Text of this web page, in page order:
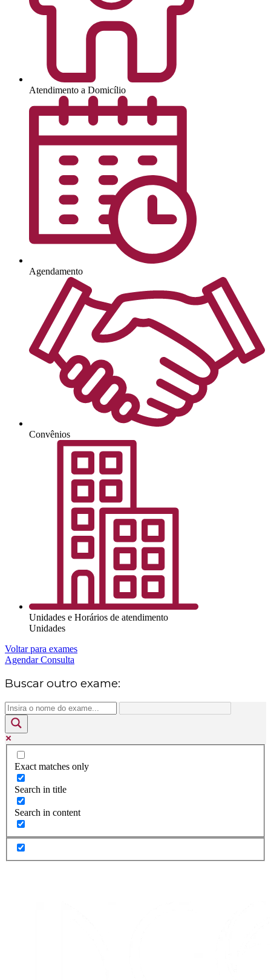
Atendimento a Domicílio
Agendamento
Convênios
Unidades e Horários de atendimento
Unidades
Voltar para exames
Agendar Consulta
Buscar outro exame:
Exact matches only
Search in title
Search in content